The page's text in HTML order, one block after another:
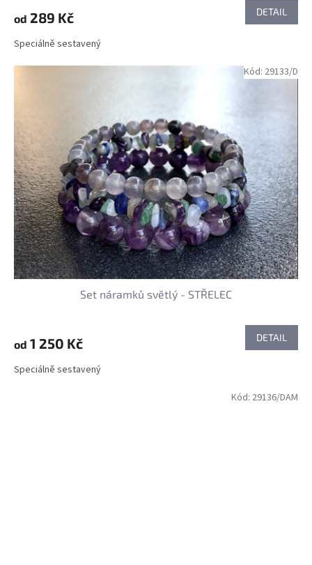
od 289 Kč DETAIL
Speciálně sestavený
Set náramků světlý - STŘELEC
od 1 250 Kč DETAIL
Speciálně sestavený
Kód: 29133/D
Kód: 29136/DAM